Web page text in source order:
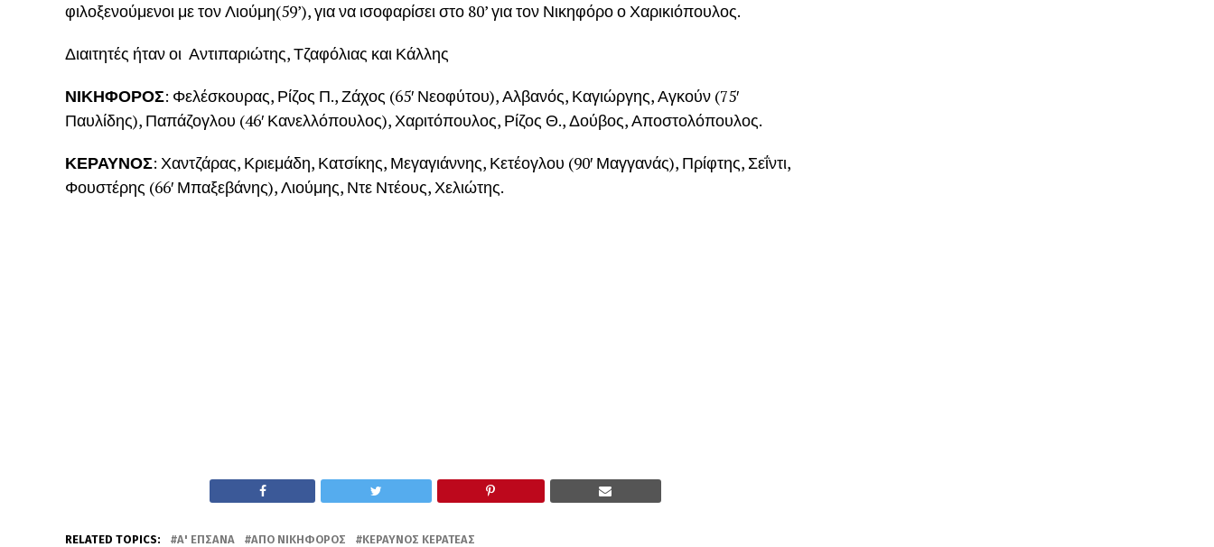
φιλοξενούμενοι με τον Λιούμη(59’), για να ισοφαρίσει στο 80’ για τον Νικηφόρο ο Χαρικιόπουλος.
Διαιτητές ήταν οι Αντιπαριώτης, Τζαφόλιας και Κάλλης
ΝΙΚΗΦΟΡΟΣ: Φελέσκουρας, Ρίζος Π., Ζάχος (65′ Νεοφύτου), Αλβανός, Καγιώργης, Αγκούν (75′
Παυλίδης), Παπάζογλου (46′ Κανελλόπουλος), Χαριτόπουλος, Ρίζος Θ., Δούβος, Αποστολόπουλος.
ΚΕΡΑΥΝΟΣ: Χαντζάρας, Κριεμάδη, Κατσίκης, Μεγαγιάννης, Κετέογλου (90′ Μαγγανάς), Πρίφτης, Σεΐντι,
Φουστέρης (66′ Μπαξεβάνης), Λιούμης, Ντε Ντέους, Χελιώτης.
RELATED TOPICS: Α' ΕΠΣΑΝΑ ΑΠΟ ΝΙΚΗΦΌΡΟΣ ΚΕΡΑΥΝΌΣ ΚΕΡΑΤΈΑΣ